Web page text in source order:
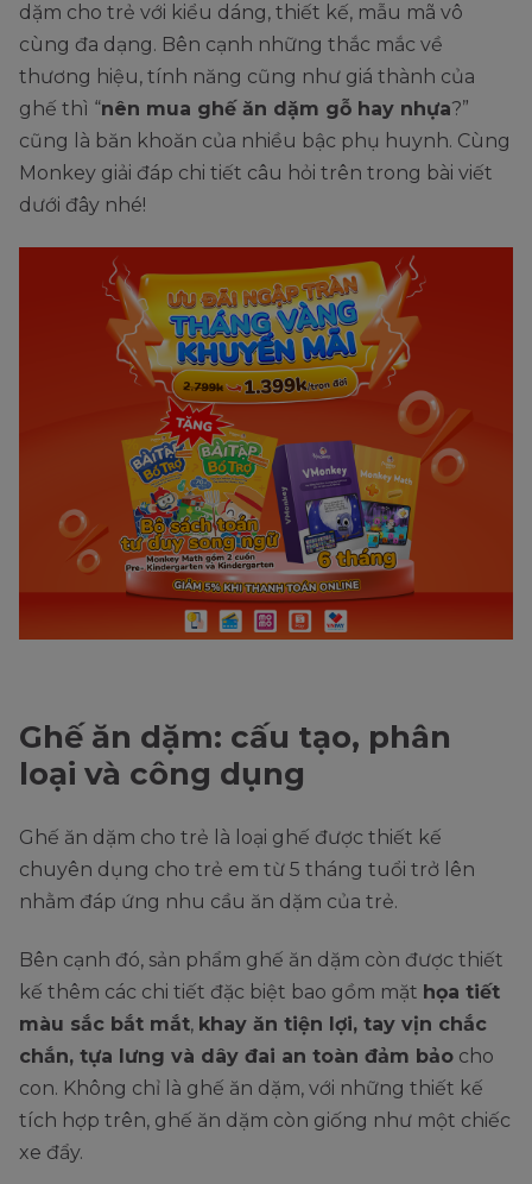
dặm cho trẻ với kiểu dáng, thiết kế, mẫu mã vô
cùng đa dạng. Bên cạnh những thắc mắc về
thương hiệu, tính năng cũng như giá thành của
ghế thì “nên mua ghế ăn dặm gỗ hay nhựa?”
cũng là băn khoăn của nhiều bậc phụ huynh. Cùng
Monkey giải đáp chi tiết câu hỏi trên trong bài viết
dưới đây nhé!
Ghế ăn dặm: cấu tạo, phân
loại và công dụng
Ghế ăn dặm cho trẻ là loại ghế được thiết kế
chuyên dụng cho trẻ em từ 5 tháng tuổi trở lên
nhằm đáp ứng nhu cầu ăn dặm của trẻ.
Bên cạnh đó, sản phẩm ghế ăn dặm còn được thiết
kế thêm các chi tiết đặc biệt bao gồm mặt họa tiết
màu sắc bắt mắt, khay ăn tiện lợi, tay vịn chắc
chắn, tựa lưng và dây đai an toàn đảm bảo cho
con. Không chỉ là ghế ăn dặm, với những thiết kế
tích hợp trên, ghế ăn dặm còn giống như một chiếc
xe đẩy.